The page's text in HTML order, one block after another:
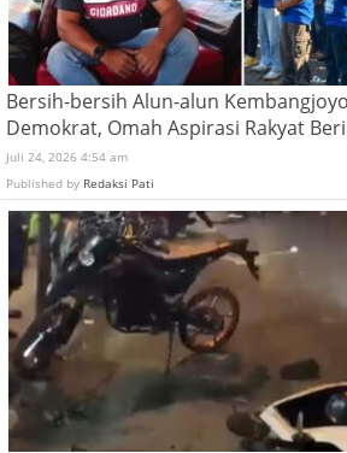
Bersih-bersih Alun-alun
Demokrat, Omah Aspirasi Rakyat
Juli 24, 2026 4:54 am
Published by Redaksi Pati